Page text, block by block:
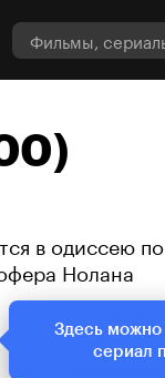
в одиссею
Нолана
Здесь можно
сериал